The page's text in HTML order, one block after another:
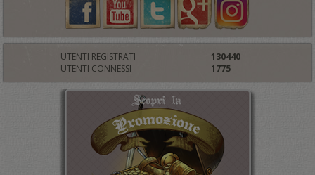
UTENTI REGISTRATI
130440
UTENTI CONNESSI
1775